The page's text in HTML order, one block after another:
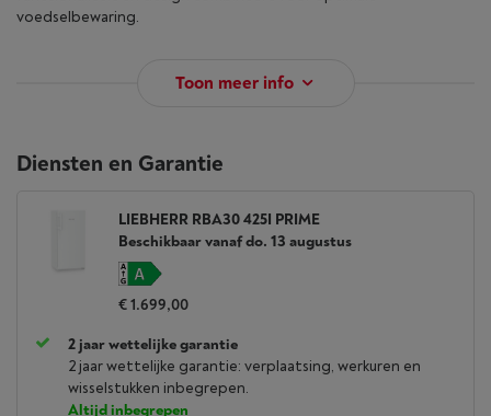
voedselbewaring.
Toon meer info
Diensten en Garantie
LIEBHERR RBA30 425I PRIME
Beschikbaar vanaf do. 13 augustus
€ 1.699,00
2 jaar wettelijke garantie
2 jaar wettelijke garantie: verplaatsing, werkuren en
wisselstukken inbegrepen.
Altijd inbegrepen